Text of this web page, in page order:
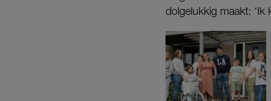
dolgelukkig maakt: ‘Ik